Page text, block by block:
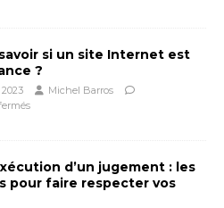
si un site Internet est
?
Michel Barros
d’un jugement : les
pour faire respecter vos